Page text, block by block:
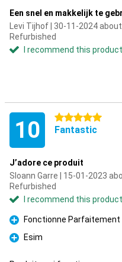
Een snel en makkelijk te
Levi Tijhof | 30-11-2024
Refurbished
I recommend this product
10 5 stars
Fantastic
J’adore ce produit
Sloann Garre | 15-01-2023
Refurbished
I recommend this product
Pro
Fonctionne Parfaitement
Pro
Esim